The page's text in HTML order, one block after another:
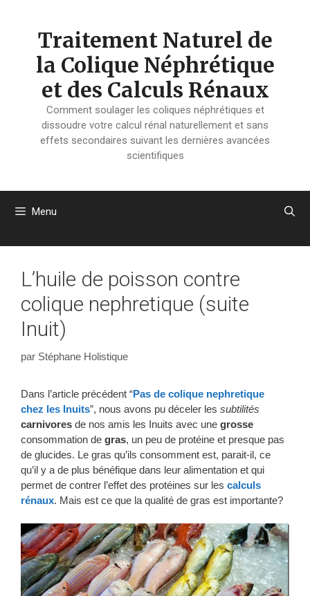
Traitement Naturel de
la Colique Néphrétique
et des Calculs Rénaux
Comment soulager les coliques néphrétiques et
dissoudre votre calcul rénal naturellement et sans
effets secondaires suivant les dernières avancées
scientifiques
Menu
L’huile de poisson contre
colique nephretique (suite
Inuit)
par Stéphane Holistique
Dans l’article précédent “Pas de colique nephretique
chez les Inuits”, nous avons pu déceler les subtilités
carnivores de nos amis les Inuits avec une grosse
consommation de gras, un peu de protéine et presque pas
de glucides. Le gras qu’ils consomment est, parait-il, ce
qu’il y a de plus bénéfique dans leur alimentation et qui
permet de contrer l’effet des protéines sur les calculs
rénaux. Mais est ce que la qualité de gras est importante?